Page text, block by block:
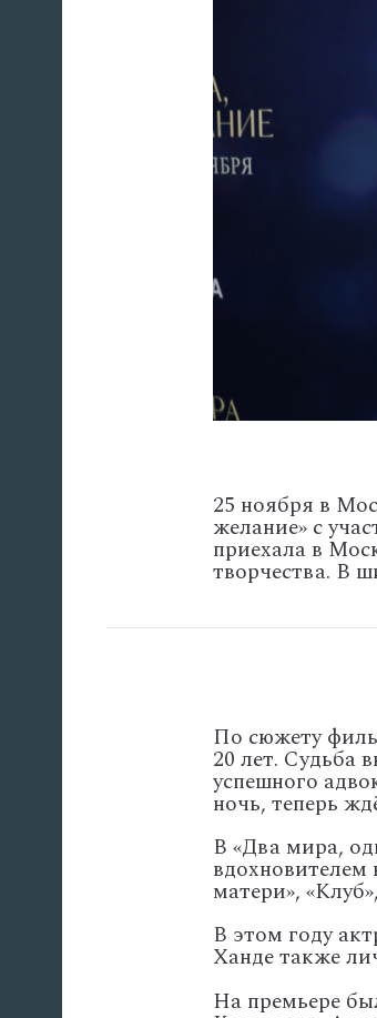
25 ноября в
желание» с
приехала в
творчества. В
По сюжету
20 лет. Судьба
успешного
ночь, теперь
В «Два мира,
матери»,
В этом году
Ханде также
На премьере